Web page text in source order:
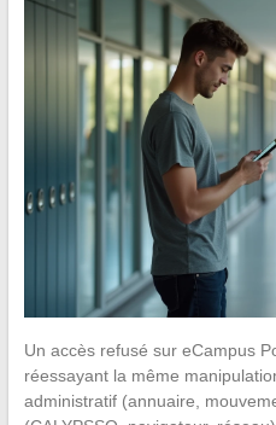
Un accès refusé sur eCampus
réessayant la même
administratif (annuaire,